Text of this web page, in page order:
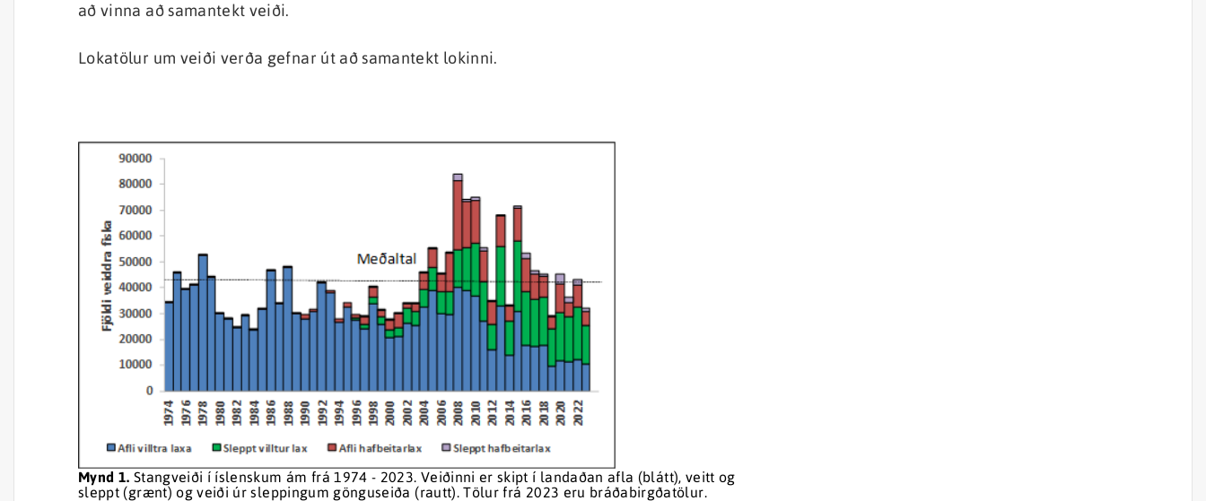
að vinna að samantekt veiði.
Lokatölur um veiði verða gefnar út að samantekt lokinni.
Mynd 1. Stangveiði í íslenskum ám frá 1974 - 2023. Veiðinni er skipt í landaðan afla (blátt), veitt og
sleppt (grænt) og veiði úr sleppingum gönguseiða (rautt). Tölur frá 2023 eru bráðabirgðatölur.